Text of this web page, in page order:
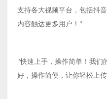
支持各大视频平台，包括抖
内容触达更多用户！"
"快速上手，操作简单！我们
好，操作简便，让你轻松上